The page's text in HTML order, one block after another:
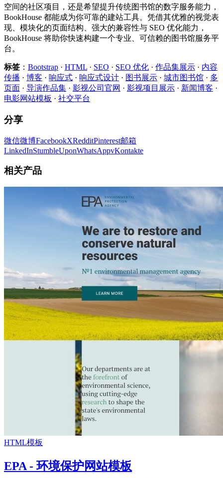
空间的社区项目，还是希望提升传统图书馆的数字服务能力，
BookHouse 都能成为你可靠的建站工具。凭借其优雅的视觉表
现、模块化的页面结构、强大的兼容性与 SEO 优化能力，
BookHouse 将助你快速构建一个专业、可信赖的图书馆服务平
台。
标签 ： Bootstrap · HTML · SEO · SEO 优化 · 作品集展示 · 内容
传播 · 博客 · 响应式 · 响应式设计 · 图书展示 · 城市图书馆 · 多
页面 · 导演作品集 · 影视公司官网 · 影视项目展示 · 新闻博客 ·
电影网站模板 · 社交平台
分享
微信微博FacebookXRedditPinterest邮箱
LinkedInStumbleUponWhatsAppvKontakte
相关产品
HTML模板
EPA - 环境保护网站模板